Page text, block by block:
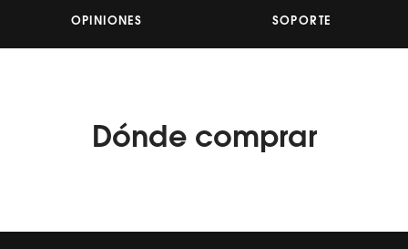
Enlace
la
OPINIONES SOPORTE
Dónde comprar